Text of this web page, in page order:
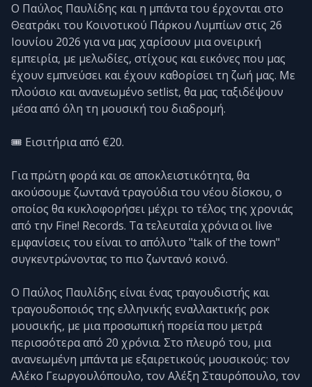
Ο Παύλος Παυλίδης και η μπάντα του έρχονται στο
Θεατράκι του Κοινοτικού Πάρκου Λυμπίων στις 26
Ιουνίου 2026 για να μας χαρίσουν μια ονειρική
εμπειρία, με μελωδίες, στίχους και εικόνες που μας
έχουν εμπνεύσει και έχουν καθορίσει τη ζωή μας. Με
πλούσιο και ανανεωμένο setlist, θα μας ταξιδέψουν
μέσα από όλη τη μουσική του διαδρομή.
🎟️ Εισιτήρια από €20.
Για πρώτη φορά και σε αποκλειστικότητα, θα
ακούσουμε ζωντανά τραγούδια του νέου δίσκου, ο
οποίος θα κυκλοφορήσει μέχρι το τέλος της χρονιάς
από την Fine! Records. Τα τελευταία χρόνια οι live
εμφανίσεις του είναι το απόλυτο "talk of the town"
συγκεντρώνοντας το πιο ζωντανό κοινό.
Ο Παύλος Παυλίδης είναι ένας τραγουδιστής και
τραγουδοποιός της ελληνικής εναλλακτικής ροκ
μουσικής, με μια προσωπική πορεία που μετρά
περισσότερα από 20 χρόνια. Στο πλευρό του, μια
ανανεωμένη μπάντα με εξαιρετικούς μουσικούς: τον
Αλέκο Γεωργουλόπουλο, τον Αλέξη Σταυρόπουλο, τον